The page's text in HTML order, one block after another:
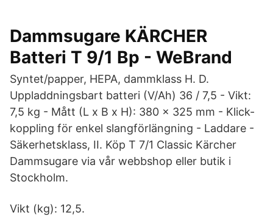
Dammsugare KÄRCHER
Batteri T 9/1 Bp - WeBrand
Syntet/papper, HEPA, dammklass H. D.
Uppladdningsbart batteri (V/Ah) 36 / 7,5 - Vikt:
7,5 kg - Mått (L x B x H): 380 x 325 mm - Klick-
koppling för enkel slangförlängning - Laddare -
Säkerhetsklass, II. Köp T 7/1 Classic Kärcher
Dammsugare via vår webbshop eller butik i
Stockholm.
Vikt (kg): 12,5.